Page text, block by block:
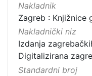
Nakladnik
Zagreb : Knjižnice
Nakladnički niz
Izdanja
Digitalizirana
Standardni broj